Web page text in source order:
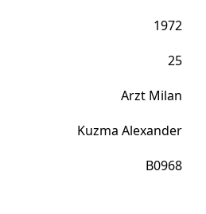
1972
25
Arzt Milan
Kuzma Alexander
B0968